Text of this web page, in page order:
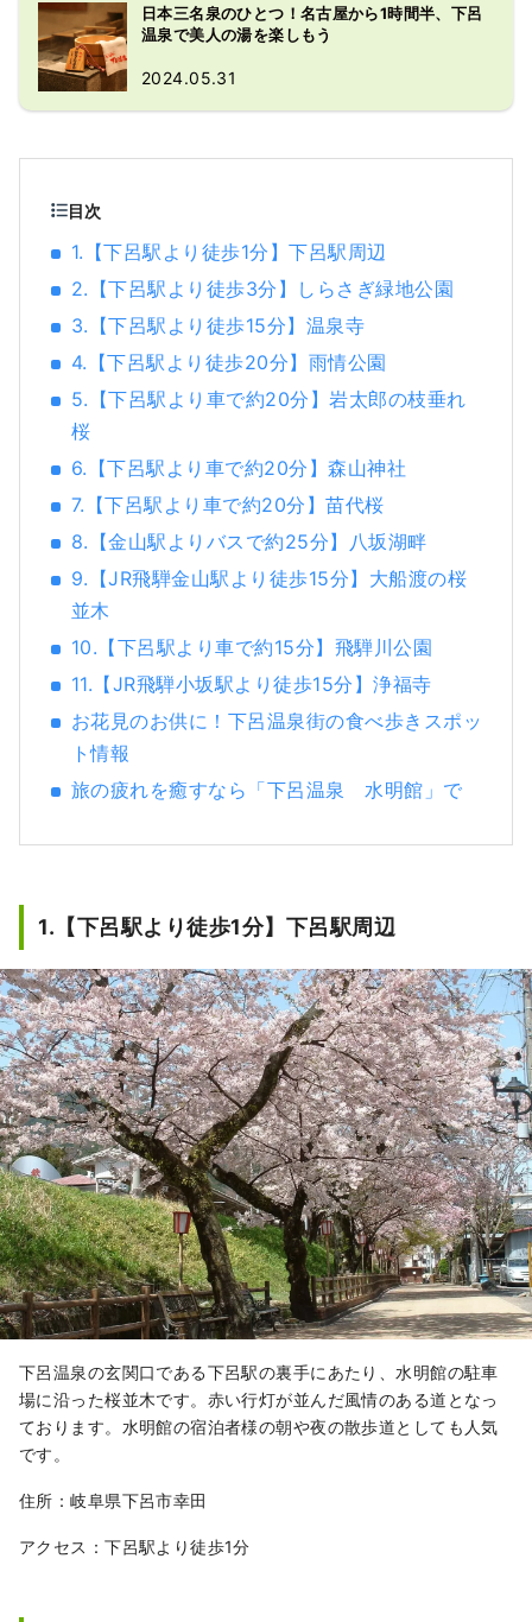
の3種類の中からお好みに合わせてご選択いた
だけます。 飛騨の名物「飛騨牛」をお召し上
日本三名泉のひとつ！名古屋から1時間半、下呂
温泉で美人の湯を楽しもう
2024.05.31
目次
1.【下呂駅より徒歩1分】下呂駅周辺
2.【下呂駅より徒歩3分】しらさぎ緑地公園
3.【下呂駅より徒歩15分】温泉寺
4.【下呂駅より徒歩20分】雨情公園
5.【下呂駅より車で約20分】岩太郎の枝垂れ
桜
6.【下呂駅より車で約20分】森山神社
7.【下呂駅より車で約20分】苗代桜
8.【金山駅よりバスで約25分】八坂湖畔
9.【JR飛騨金山駅より徒歩15分】大船渡の桜
並木
10.【下呂駅より車で約15分】飛騨川公園
11.【JR飛騨小坂駅より徒歩15分】浄福寺
お花見のお供に！下呂温泉街の食べ歩きスポッ
ト情報
旅の疲れを癒すなら「下呂温泉 水明館」で
1.【下呂駅より徒歩1分】下呂駅周辺
下呂温泉の玄関口である下呂駅の裏手にあたり、水明館の駐車
場に沿った桜並木です。赤い行灯が並んだ風情のある道となっ
ております。水明館の宿泊者様の朝や夜の散歩道としても人気
です。
住所：岐阜県下呂市幸田
アクセス：下呂駅より徒歩1分